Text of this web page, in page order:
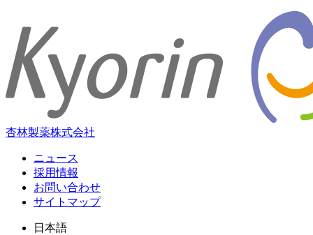
杏林製薬株式会社
ニュース
採用情報
お問い合わせ
サイトマップ
日本語